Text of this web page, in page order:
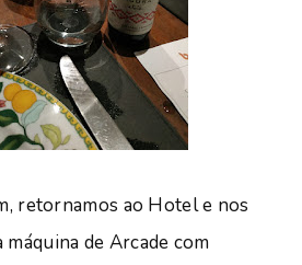
ao Hotel e nos
de Arcade com